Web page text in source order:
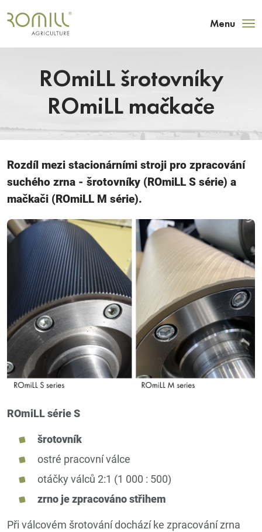
Menu
ROmiLL šrotovníky
ROmiLL mačkače
Rozdíl mezi stacionárními stroji pro zpracování
suchého zrna - šrotovníky (ROmiLL S série) a
mačkači (ROmiLL M série).
ROmiLL série S
šrotovník
ostré pracovní válce
otáčky válců 2:1 (1 000 : 500)
zrno je zpracováno střihem
Při válcovém šrotování dochází ke zpracování zrna